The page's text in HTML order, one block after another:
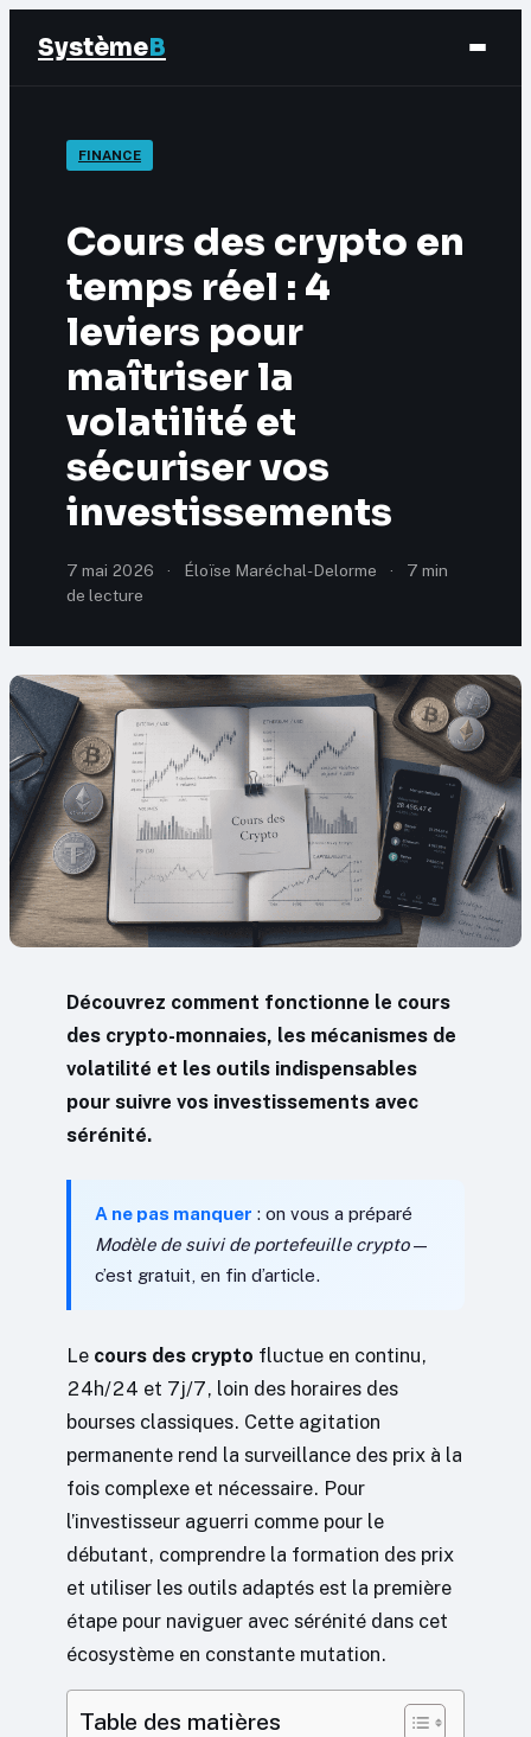
SystèmeB
Finance
Marketing
FINANCE
Cours des crypto en
temps réel : 4
leviers pour
maîtriser la
volatilité et
sécuriser vos
investissements
7 mai 2026 · Éloïse Maréchal-Delorme ·
7 min
de lecture
Découvrez comment fonctionne le cours
des crypto-monnaies, les mécanismes de
volatilité et les outils indispensables
pour suivre vos investissements avec
sérénité.
A ne pas manquer : on vous a préparé
Modèle de suivi de portefeuille crypto—
c’est gratuit, en fin d’article.
Le cours des crypto fluctue en continu,
24h/24 et 7j/7, loin des horaires des
bourses classiques. Cette agitation
permanente rend la surveillance des prix à la
fois complexe et nécessaire. Pour
l’investisseur aguerri comme pour le
débutant, comprendre la formation des prix
et utiliser les outils adaptés est la première
étape pour naviguer avec sérénité dans cet
écosystème en constante mutation.
Table des matières